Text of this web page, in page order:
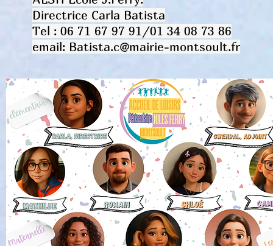
Directrice Carla Batista
Tel : 06 71 67 97 91/01 34 08 73 86
email: Batista.c@mairie-montsoult.fr